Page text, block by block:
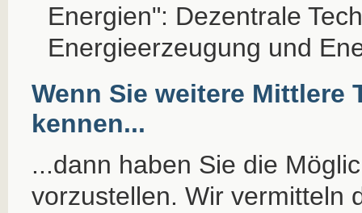
Energien": Dezentrale
Energieerzeugung und
Wenn Sie weitere Mittlere
kennen...
...dann haben Sie die
vorzustellen. Wir vermitteln